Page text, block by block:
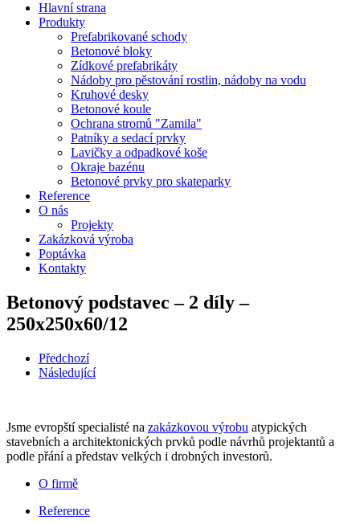
Hlavní strana
Produkty
Prefabrikované schody
Betonové bloky
Zídkové prefabrikáty
Nádoby pro pěstování rostlin, nádoby na vodu
Kruhové desky
Betonové koule
Ochrana stromů "Zamila"
Patníky a sedací prvky
Lavičky a odpadkové koše
Okraje bazénu
Betonové prvky pro skateparky
Reference
O nás
Projekty
Zakázková výroba
Poptávka
Kontakty
Betonový podstavec – 2 díly –
250x250x60/12
Předchozí
Následující
Jsme evropští specialisté na zakázkovou výrobu atypických
stavebních a architektonických prvků podle návrhů projektantů a
podle přání a představ velkých i drobných investorů.
O firmě
Reference